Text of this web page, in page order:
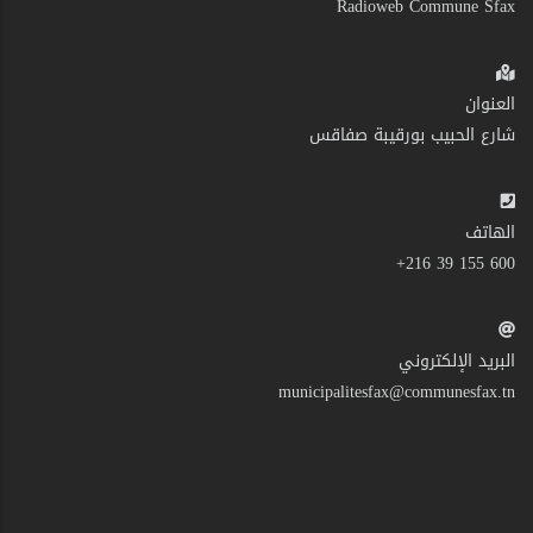
Radioweb Commune Sfax
العنوان
شارع الحبيب بورقيبة صفاقس
الهاتف
600 155 39 216+
البريد الإلكتروني
municipalitesfax@communesfax.tn